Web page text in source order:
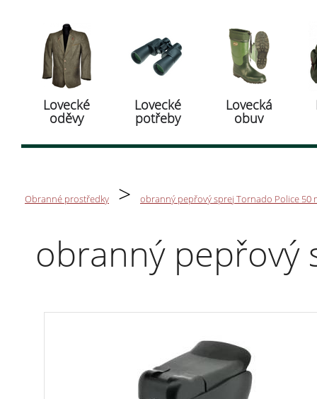
Lovecké
oděvy
Lovecké
potřeby
Lovecká
obuv
Obranné prostředky > obranný pepřový sprej Tornado Police 50
obranný pepřový